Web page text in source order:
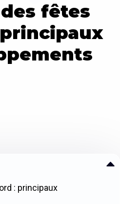
fêtes
: principaux